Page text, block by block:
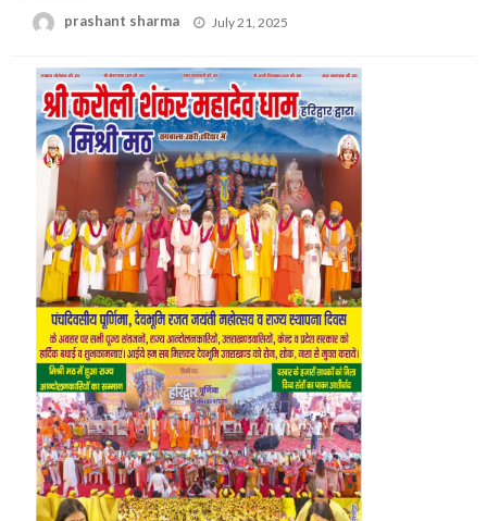
prashant sharma
Posted
July 21, 2025